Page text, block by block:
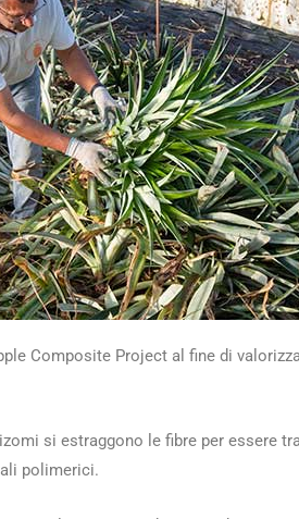
Composite Project al fine di
si estraggono le fibre per essere
polimerici.